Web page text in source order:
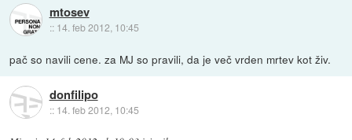
mtosev
:: 14. feb 2012, 10:45
pač so navili cene. za MJ so pravili, da je več vrden mrtev kot živ.
donfilipo
:: 14. feb 2012, 10:45